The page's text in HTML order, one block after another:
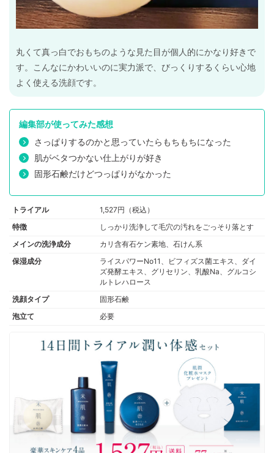
丸くて真っ白でおもちのような見た目が個人的にかなり好きで
す。こんなにかわいいのに実力派で、びっくりするくらい心地
よく使える洗顔です。
編集部が使ってみた感想
さっぱりするのかと思っていたらもちもちになった
肌がベタつかない仕上がりが好き
固形石鹸だけどつっぱりがなかった
トライアル
1,527円（税込）
特徴
しっかり洗浄して毛穴の汚れをごっそり落とす
メインの洗浄成分
カリ含有石ケン素地、石けん系
保湿成分
ライスパワーNo11、ビフィズス菌エキス、ダイ
ズ発酵エキス、グリセリン、乳酸Na、グルコシ
ルトレハロース
洗顔タイプ
固形石鹸
泡立て
必要